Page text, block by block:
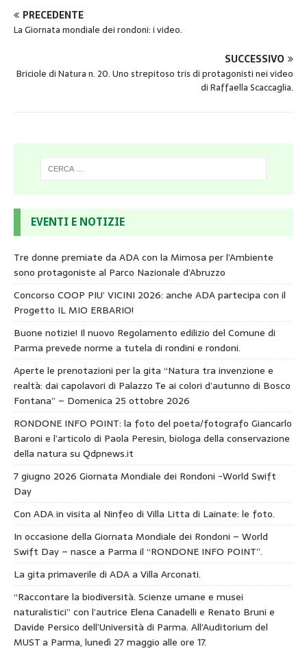
PRECEDENTE
La Giornata mondiale dei rondoni: i video.
SUCCESSIVO
Briciole di Natura n. 20. Uno strepitoso tris di protagonisti nei video
di Raffaella Scaccaglia.
EVENTI E NOTIZIE
Tre donne premiate da ADA con la Mimosa per l’Ambiente
sono protagoniste al Parco Nazionale d’Abruzzo
Concorso COOP PIU’ VICINI 2026: anche ADA partecipa con il
Progetto IL MIO ERBARIO!
Buone notizie! Il nuovo Regolamento edilizio del Comune di
Parma prevede norme a tutela di rondini e rondoni.
Aperte le prenotazioni per la gita “Natura tra invenzione e
realtà: dai capolavori di Palazzo Te ai colori d’autunno di Bosco
Fontana” – Domenica 25 ottobre 2026
RONDONE INFO POINT: la foto del poeta/fotografo Giancarlo
Baroni e l’articolo di Paola Peresin, biologa della conservazione
della natura su Qdpnews.it
7 giugno 2026 Giornata Mondiale dei Rondoni -World Swift
Day
Con ADA in visita al Ninfeo di Villa Litta di Lainate: le foto.
In occasione della Giornata Mondiale dei Rondoni – World
Swift Day – nasce a Parma il “RONDONE INFO POINT”.
La gita primaverile di ADA a Villa Arconati.
“Raccontare la biodiversità. Scienze umane e musei
naturalistici” con l’autrice Elena Canadelli e Renato Bruni e
Davide Persico dell’Università di Parma. All’Auditorium del
MUST a Parma, lunedì 27 maggio alle ore 17.